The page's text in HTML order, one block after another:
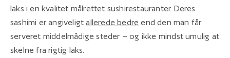
laks i en kvalitet målrettet sushirestauranter. Deres
sashimi er angiveligtallerede bedre end den man får
serveret middelmådige steder – og ikke mindst umulig at
skelne fra rigtig laks.